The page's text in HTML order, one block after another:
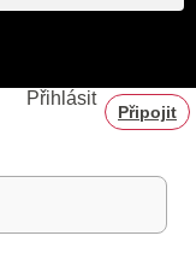
Přihlásit
Připojit